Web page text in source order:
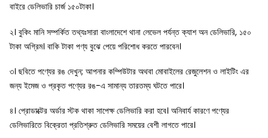
বাইরে ডেলিভারি চার্জ ১৫০টাকা।
২। বুকিং মানি সম্পর্কিত তথ্যঃসারা বাংলাদেশে থানা লেভেল পর্যন্ত ক্যাশ অন ডেলিভারি, ১৫০
টাকা অগ্রিম। বাকি টাকা পণ্য বুঝে পেয়ে পরিশোধ করতে পারবেন।
৩। ছবিতে পণ্যের রঙ দেখুন; আপনার কম্পিউটার অথবা মোবাইলের রেজুলেশন ও লাইটিং এর
জন্য ইমেজ ও প্রকৃত পণ্যের রঙ-এ সামান্য তারতম্য ঘটতে পারে।
৪। প্রোডাক্টের অর্ডার স্টক থাকা সাপেক্ষ ডেলিভারি করা হবে। অনিবার্য কারণে পণ্যের
ডেলিভারিতে বিক্রেতা প্রতিশ্রুত ডেলিভারি সময়ের বেশী লাগতে পারে।